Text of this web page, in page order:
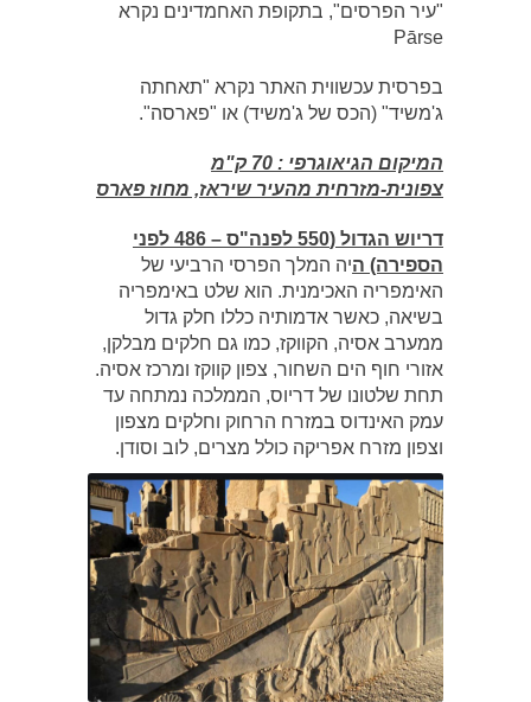
"עיר הפרסים", בתקופת האחמדינים נקרא
Pārse
בפרסית עכשווית האתר נקרא "תאחתה
ג'משיד" (הכס של ג'משיד) או "פארסה".
המיקום הגיאוגרפי : 70 ק"מ
צפונית-מזרחית מהעיר שיראז, מחוז פארס
דריוש הגדול (550 לפנה"ס – 486 לפני
הספירה) היה המלך הפרסי הרביעי של
האימפריה האכימנית. הוא שלט באימפריה
בשיאה, כאשר אדמותיה כללו חלק גדול
ממערב אסיה, הקווקז, כמו גם חלקים מבלקן,
אזורי חוף הים השחור, צפון קווקז ומרכז אסיה.
תחת שלטונו של דריוס, הממלכה נמתחה עד
עמק האינדוס במזרח הרחוק וחלקים מצפון
וצפון מזרח אפריקה כולל מצרים, לוב וסודן.